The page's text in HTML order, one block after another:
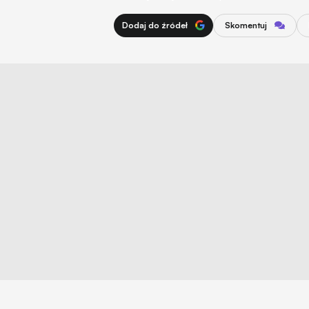
Dodaj do źródeł Skomentuj